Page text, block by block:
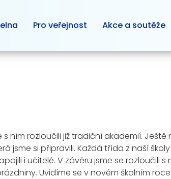
Pro veřejnost Akce a soutěže
ním rozloučili již tradiční akademií. Ještě
jsme si připravili. Každá třída z naší
i učitelé. V závěru jsme se
Uvidíme se v novém školním roce.